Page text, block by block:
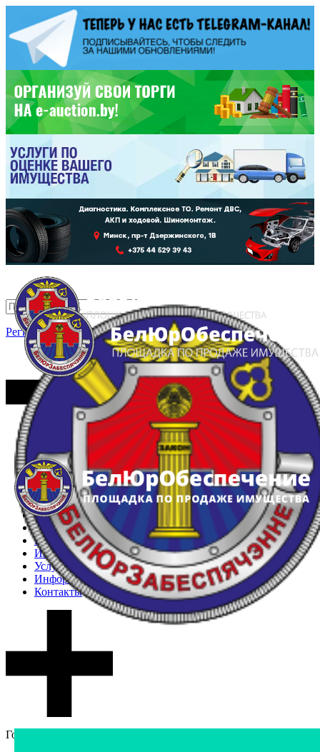
Регистрация Вход
Главная
Арестованное имущество
Реестр несостоявшихся торгов
Реестр переоценок
Частное имущество
Государственное имущество
Интернет-магазин
Интернет-витрина
Услуги
Информация
Контакты
Гостевой доступ